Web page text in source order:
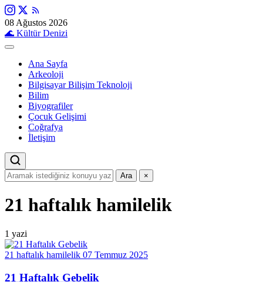
08 Ağustos 2026
🌊 Kültür Denizi
Ana Sayfa
Arkeoloji
Bilgisayar Bilişim Teknoloji
Bilim
Biyografiler
Çocuk Gelişimi
Coğrafya
İletişim
Ara ×
21 haftalık hamilelik
1 yazi
21 haftalık hamilelik 07 Temmuz 2025
21 Haftalık Gebelik